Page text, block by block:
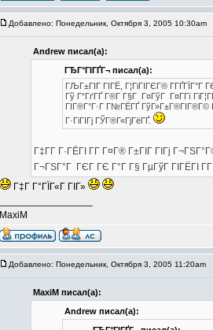
Добавлено: Понедельник, Октября 3, 2005 10:30am
Andrew писал(а):
ГЂГ°ГІГҐГ¬ писал(а):
ГЉГ±ГІГ ГІГЁ, Г¦ГіГІГЄГ®
Гў Г“ГґГҐ Г®Г­ Г§Г Г¤ГўГ Г¤Г­Гї
ГІГ®Г°Г·Г Г№ГЁГҐ ГўГ»Г±Г®ГІГ®Г©
Г·ГіГІГј ГЎГ®Г«ГјГёГҐ.
Г‡Г­Г Г·ГЁГІ Г­Г Г¤Г® Г±ГІГ ГІГј
Г¬ГЅГ°Г ГЄГ ГЄ Г°Г Г§ ГµГўГ ГІГЁГІ
Г‡Г Г°ГЇГ«Г ГІГ»
MaxiM
Добавлено: Понедельник, Октября 3, 2005 11:20am
MaxiM писал(а):
Andrew писал(а):